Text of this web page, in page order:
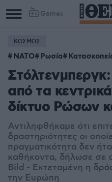
Games
ΚΟΣΜΟΣ
ΝΑΤΟ Ρωσία
από τα
δίκτυο Ρώσων
Αντιληφθήκαμε ότι
δραστηριότητες οι
πραγματικότητα δεν
καθήκοντα, δήλωσε σε
Bild - Εκτεταμένη η
την Ευρώπη